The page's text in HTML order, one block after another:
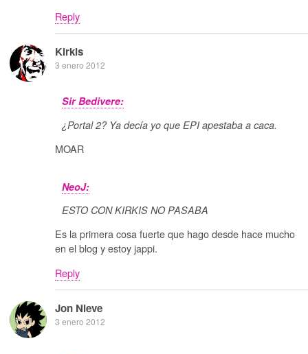
Reply
Kirkis
3 enero 2012
Sir Bedivere:
¿Portal 2? Ya decía yo que EPI apestaba a caca.
MOAR
NeoJ:
ESTO CON KIRKIS NO PASABA
Es la primera cosa fuerte que hago desde hace mucho
en el blog y estoy jappi.
Reply
Jon Nieve
3 enero 2012